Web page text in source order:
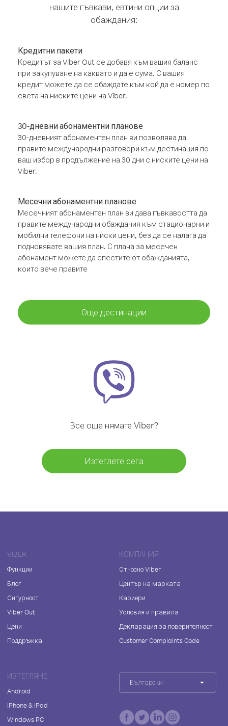
нашите гъвкави, евтини опции за
обаждания:
Кредитни пакети
Кредитът за Viber Out се добавя към вашия баланс
при закупуване на каквато и да е сума. С вашия
кредит можете да се обаждате към кой да е номер по
света на ниските цени на Viber.
30-дневни абонаментни планове
30-дневният абонаментен план ви позволява да
правите международни разговори към дестинация по
ваш избор в продължение на 30 дни с ниските цени на
Viber.
Месечни абонаментни планове
Месечният абонаментен план ви дава гъвкавостта да
правите международни обаждания към стационарни и
мобилни телефони на ниски цени, без да се налага да
подновявате вашия план. С плана за месечен
абонамент можете да спестите от обажданията,
които вече правите
Още дестинации
Все още нямате Viber?
Изтеглете сега
VIBER
Функции
Блог
Сигурност
Viber Out
Цени
Поддръжка
КОМПАНИЯ
Относно Viber
Център на марката
Кариери
Условия и правила
Декларация за поверителност
Customer Complaints Code
ИЗТЕГЛЯНЕ
Android
iPhone & iPad
Windows PC
Български